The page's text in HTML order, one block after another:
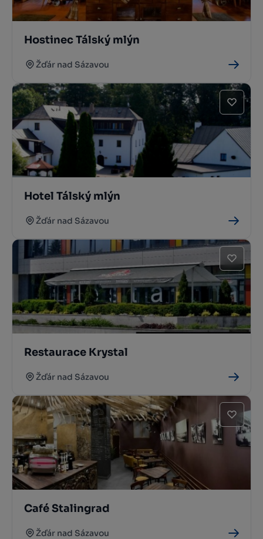
Hostinec Tálský mlýn
Žďár nad Sázavou
Hotel Tálský mlýn
Žďár nad Sázavou
Restaurace Krystal
Žďár nad Sázavou
Café Stalingrad
Žďár nad Sázavou